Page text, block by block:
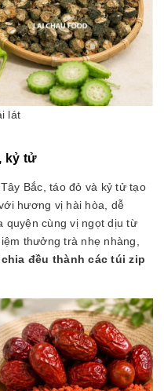
lát
kỷ tử
Bắc, táo đỏ và kỷ tử tạo
hương vị hài hòa, dễ
quyện cùng vị ngọt dịu từ
thưởng trà nhẹ nhàng,
đều thành các túi zip